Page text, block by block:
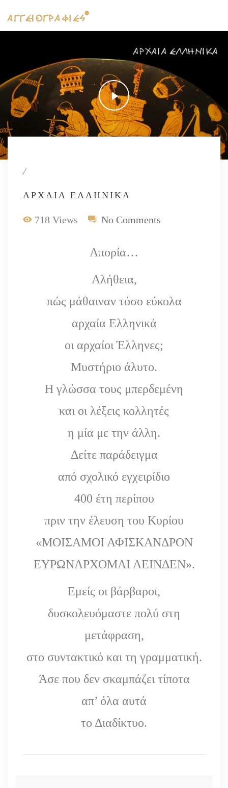
/
ΑΡΧΑΊΑ ΕΛΛΗΝΙΚΆ
718 Views No Comments
Απορία…
Αλήθεια,
πώς μάθαιναν τόσο εύκολα
αρχαία Ελληνικά
οι αρχαίοι Έλληνες;
Μυστήριο άλυτο.
Η γλώσσα τους μπερδεμένη
και οι λέξεις κολλητές
η μία με την άλλη.
Δείτε παράδειγμα
από σχολικό εγχειρίδιο
400 έτη περίπου
πριν την έλευση του Κυρίου
«ΜΟΙΣΑΜΟΙ ΑΦΙΣΚΑΝΔΡΟΝ
ΕΥΡΩΝΑΡΧΟΜΑΙ ΑΕΙΝΔΕΝ».
Εμείς οι βάρβαροι,
δυσκολευόμαστε πολύ στη
μετάφραση,
στο συντακτικό και τη γραμματική.
Άσε που δεν σκαμπάζει τίποτα
απ’ όλα αυτά
το Διαδίκτυο.